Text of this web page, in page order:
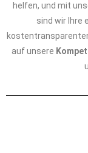
helfen, und mit
sind wir Ihre
auf unsere